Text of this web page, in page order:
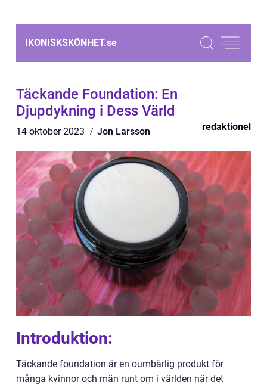
IKONISKSKÖNHET.se
Täckande Foundation: En
Djupdykning i Dess Värld
14 oktober 2023 Jon Larsson redaktionel
Introduktion:
Täckande foundation är en oumbärlig produkt för
många kvinnor och män runt om i världen när det